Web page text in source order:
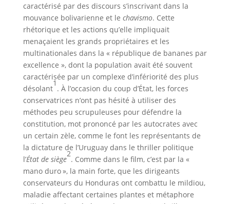
caractérisé par des discours s’inscrivant dans la
mouvance bolivarienne et le chavismo. Cette
rhétorique et les actions qu’elle impliquait
menaçaient les grands propriétaires et les
multinationales dans la « république de bananes par
excellence », dont la population avait été souvent
caractérisée par un complexe d’infériorité des plus
désolant
1
. À l’occasion du coup d’État, les forces
conservatrices n’ont pas hésité à utiliser des
méthodes peu scrupuleuses pour défendre la
constitution, mot prononcé par les autocrates avec
un certain zèle, comme le font les représentants de
la dictature de l’Uruguay dans le thriller politique
l’État de siège
2
. Comme dans le film, c’est par la «
mano duro », la main forte, que les dirigeants
conservateurs du Honduras ont combattu le mildiou,
maladie affectant certaines plantes et métaphore